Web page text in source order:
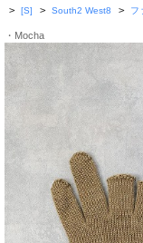
> [S] > South2 West8 > フ
・Mocha